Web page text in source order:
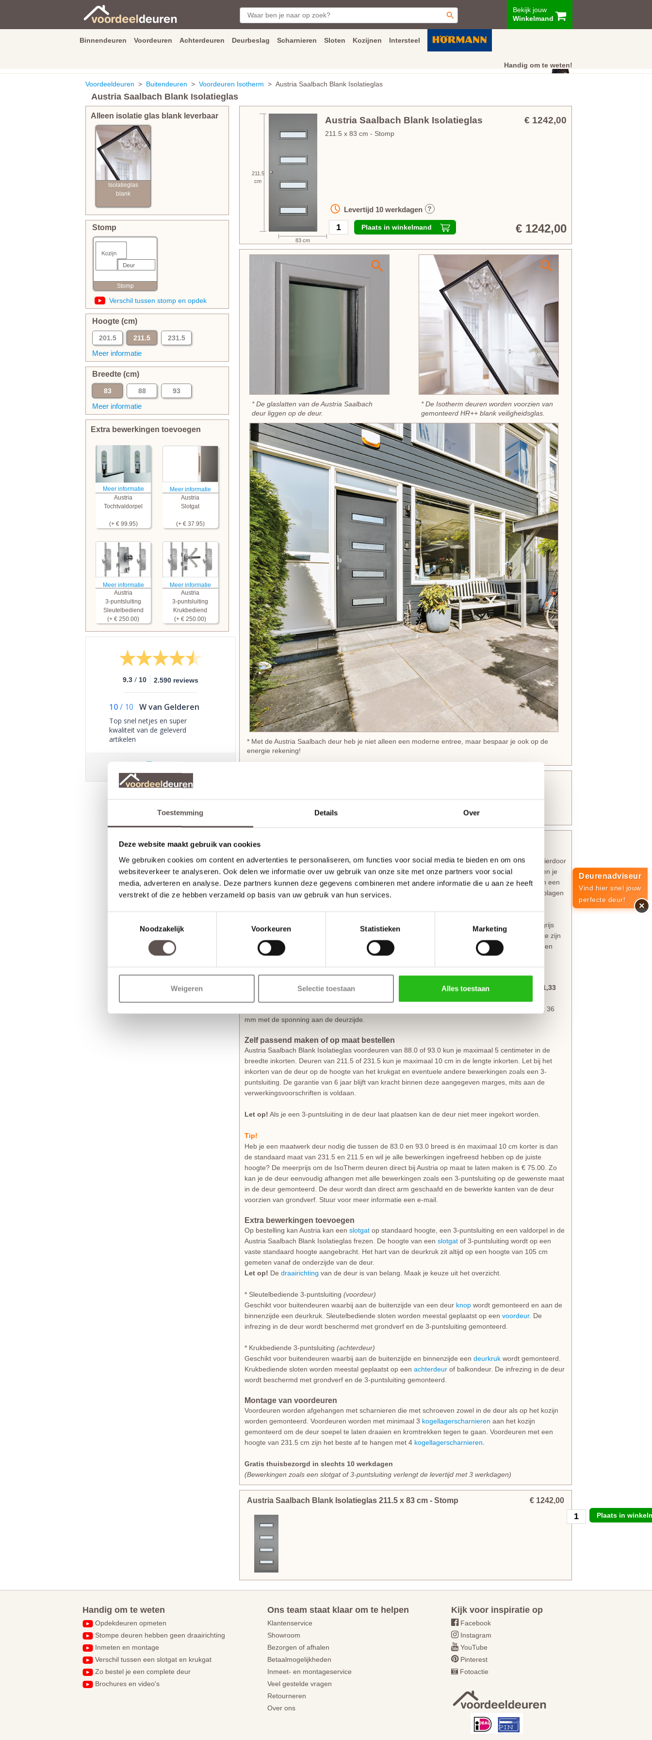
Toestemming Details Over
Deze website maakt gebruik van cookies
We gebruiken cookies om content en advertenties te personaliseren, om functies voor social media te bieden en om ons
websiteverkeer te analyseren. Ook delen we informatie over uw gebruik van onze site met onze partners voor social
media, adverteren en analyse. Deze partners kunnen deze gegevens combineren met andere informatie die u aan ze heeft
verstrekt of die ze hebben verzameld op basis van uw gebruik van hun services.
Noodzakelijk
Voorkeuren Statistieken Marketing
Weigeren Selectie toestaan Alles toestaan
Bekijk jouw
Winkelmand
Binnendeuren Voordeuren Achterdeuren Deurbeslag Scharnieren Sloten Kozijnen Intersteel
Handig om te weten!
Klantenservice
Voordeeldeuren > Buitendeuren > Voordeuren Isotherm > Austria Saalbach Blank Isolatieglas
Austria Saalbach Blank Isolatieglas
Alleen isolatie glas blank leverbaar
Isolatieglas
blank
Stomp
Stomp
Verschil tussen stomp en opdek
Hoogte (cm)
201.5 211.5
231.5
Meer informatie
Breedte (cm)
83 88
93
Meer informatie
Extra bewerkingen toevoegen
Meer informatie
Austria
Tochtvaldorpel
(+ € 99.95)
Meer informatie
Austria
Slotgat
(+ € 37.95)
Meer informatie
Austria
3-puntsluiting
Sleutelbediend
(+ € 250.00)
Meer informatie
Austria
3-puntsluiting
Krukbediend
(+ € 250.00)
9.3 / 10 2.590 reviews
10/ 10 W van Gelderen
Top snel netjes en super
kwaliteit van de geleverd
artikelen
211.5
cm
Austria Saalbach Blank Isolatieglas € 1242,00
211.5 x 83 cm - Stomp
Plaats in winkelmand
Levertijd 10werkdagen ?
€ 1242,00
83 cm
* De glaslatten van de Austria Saalbach
deur liggen op de deur.
* De Isotherm deuren worden voorzien van
gemonteerd HR++ blank veiligheidsglas.
* Met de Austria Saalbach deur heb je niet alleen een moderne entree, maar bespaar je ook op de
energie rekening!
- Nee
De Isotherm Austria Saalbach Blank Isolatieglas voordeur is voorzien van eenisolerende kern
. Hierdoor
blijft de kou buiten en de warmte binnen. Zo bespaar je niet alleen op de energierekening maar ben je
ook nog goed bezig voor het milieu. Alle deuren uit de Austria Isothermcollectie zijn voorzien van een
T-Core constructie. Dit is een isolerende kern. De deur is verder opgebouwd uit Meranti Triplex toplagen
Austria Saalbach Blank Isolatieglas voordeuren zijn 40 mm dik en volledig voorbehandeld
met grijs
) wat het aflakken van de deur vereenvoudigd om optimaal bestand te zijn
tegen het grillige Nederlandse klimaat. De Austria Saalbach Blank Isolatieglas wordt goed verpakt en
geleverd inclusief weldorpel en een montagevoorschrift.
Isolerende werking
De Austria Isotherm Austria Saalbach Blank Isolatieglas deur heeft eenU waarde van maximaal 1,33
. De glaslatten van de deuren zijn 25 x 36
mm met de sponning aan de deurzijde.
Zelf passend maken of op maat bestellen
Austria Saalbach Blank Isolatieglas voordeuren van 88.0 of 93.0 kun je maximaal 5 centimeter in de
breedte inkorten. Deuren van 211.5 of 231.5 kun je maximaal 10 cm in de lengte inkorten. Let bij het
inkorten van de deur op de hoogte van het krukgat en eventuele andere bewerkingen zoals een 3-
puntsluiting. De garantie van 6 jaar blijft van kracht binnen deze aangegeven marges, mits aan de
verwerkingsvoorschriften is voldaan.
Let op! Als je een 3-puntsluiting in de deur laat plaatsen kan de deur niet meer ingekort worden.
Tip!
Heb je een maatwerk deur nodig die tussen de 83.0 en 93.0 breed is én maximaal 10 cm korter is dan
de standaard maat van 231.5 en 211.5 en wil je alle bewerkingen ingefreesd hebben op de juiste
hoogte? De meerprijs om de IsoTherm deuren direct bij Austria op maat te laten maken is € 75.00. Zo
kan je de deur eenvoudig afhangen met alle bewerkingen zoals een 3-puntsluiting op de gewenste maat
in de deur gemonteerd. De deur wordt dan direct arm geschaafd en de bewerkte kanten van de deur
voorzien van grondverf. Stuur voor meer informatie een e-mail.
Extra bewerkingen toevoegen
Op bestelling kan Austria kan een slotgat op standaard hoogte, een 3-puntsluiting en een valdorpel in de
Austria Saalbach Blank Isolatieglas frezen. De hoogte van een slotgat of 3-puntsluiting wordt op een
vaste standaard hoogte aangebracht. Het hart van de deurkruk zit altijd op een hoogte van 105 cm
gemeten vanaf de onderzijde van de deur.
Let op! De draairichting van de deur is van belang. Maak je keuze uit het overzicht.
* Sleutelbediende 3-puntsluiting (voordeur)
Geschikt voor buitendeuren waarbij aan de buitenzijde van een deur knop wordt gemonteerd en aan de
binnenzijde een deurkruk. Sleutelbediende sloten worden meestal geplaatst op een voordeur. De
infrezing in de deur wordt beschermd met grondverf en de 3-puntsluiting gemonteerd.
* Krukbediende 3-puntsluiting (achterdeur)
Geschikt voor buitendeuren waarbij aan de buitenzijde en binnenzijde een deurkruk wordt gemonteerd.
Krukbediende sloten worden meestal geplaatst op een achterdeur of balkondeur. De infrezing in de deur
wordt beschermd met grondverf en de 3-puntsluiting gemonteerd.
Montage van voordeuren
Voordeuren worden afgehangen met scharnieren die met schroeven zowel in de deur als op het kozijn
worden gemonteerd. Voordeuren worden met minimaal 3 kogellagerscharnieren aan het kozijn
gemonteerd om de deur soepel te laten draaien en kromtrekken tegen te gaan. Voordeuren met een
hoogte van 231.5 cm zijn het beste af te hangen met 4 kogellagerscharnieren
Gratis thuisbezorgd in slechts 10 werkdagen
(Bewerkingen zoals een slotgat of 3-puntsluiting verlengt de levertijd met 3 werkdagen)
Austria Saalbach Blank Isolatieglas 211.5 x 83 cm - Stomp € 1242,00
Plaats in
Handig om te weten
Opdekdeuren opmeten
Stompe deuren hebben geen draairichting
Inmeten en montage
Verschil tussen een slotgat en krukgat
Zo bestel je een complete deur
Brochures en video's
Ons team staat klaar om te helpen
Klantenservice
Showroom
Bezorgen of afhalen
Betaalmogelijkheden
Inmeet- en montageservice
Veel gestelde vragen
Retourneren
Over ons
Kijk voor inspiratie op
Facebook
Instagram
YouTube
Pinterest
Fotoactie
Deurenadviseur
Vind hier snel jouw
perfecte deur!
×